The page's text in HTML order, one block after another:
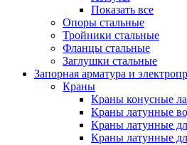
Показать все
Опоры стальные
Тройники стальные
Фланцы стальные
Заглушки стальные
Запорная арматура и
Краны
Краны конусные
Краны латунные
Краны латунные
Краны латунные